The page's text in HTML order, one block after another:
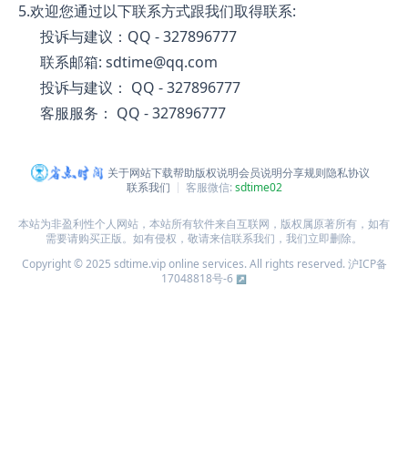
5.欢迎您通过以下联系方式跟我们取得联系:
投诉与建议：QQ - 327896777
联系邮箱: sdtime@qq.com
投诉与建议： QQ - 327896777
客服服务： QQ - 327896777
关于网站下载帮助版权说明会员说明分享规则隐私协议
联系我们
客服微信:sdtime02
本站为非盈利性个人网站，本站所有软件来自互联网，版权属原著所有，如有
需要请购买正版。如有侵权，敬请来信联系我们，我们立即删除。
Copyright © 2025 sdtime.vip online services. All rights reserved.沪ICP备
17048818号-6